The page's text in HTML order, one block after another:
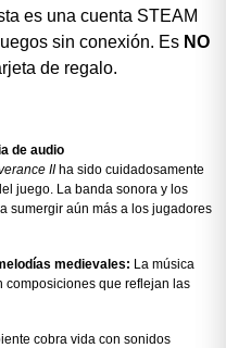
es una cuenta STEAM
sin conexión. Es NO
de regalo.
de audio
IIha sido cuidadosamente
juego. La banda sonora y los
sumergir aún más a los jugadores
medievales: La música
composiciones que reflejan las
cobra vida con sonidos